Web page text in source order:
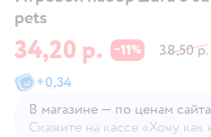
pets
34,20 р. −11%
38,50 р.
+0,34
В магазине — по ценам сайта
Скажите на кассе «Хочу как